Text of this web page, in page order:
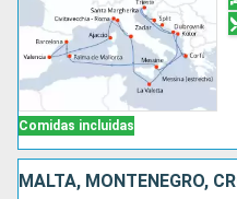
Comidas incluidas